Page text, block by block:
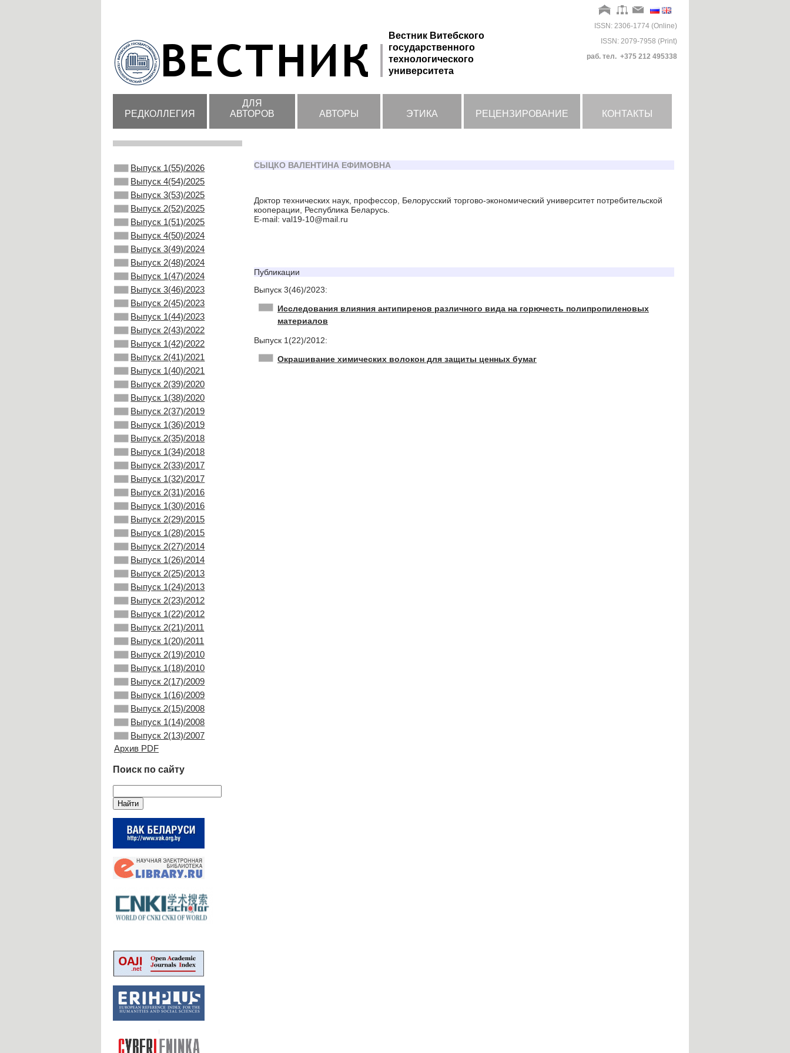
Вестник Витебского
государственного
технологического
университета
ISSN: 2306-1774 (Online)
ISSN: 2079-7958 (Print)
раб. тел. +375 212 495338
РЕДКОЛЛЕГИЯ
ДЛЯ
АВТОРОВ
АВТОРЫ ЭТИКА РЕЦЕНЗИРОВАНИЕ КОНТАКТЫ
Выпуск 1(55)/2026
Выпуск 4(54)/2025
Выпуск 3(53)/2025
Выпуск 2(52)/2025
Выпуск 1(51)/2025
Выпуск 4(50)/2024
Выпуск 3(49)/2024
Выпуск 2(48)/2024
Выпуск 1(47)/2024
Выпуск 3(46)/2023
Выпуск 2(45)/2023
Выпуск 1(44)/2023
Выпуск 2(43)/2022
Выпуск 1(42)/2022
Выпуск 2(41)/2021
Выпуск 1(40)/2021
Выпуск 2(39)/2020
Выпуск 1(38)/2020
Выпуск 2(37)/2019
Выпуск 1(36)/2019
Выпуск 2(35)/2018
Выпуск 1(34)/2018
Выпуск 2(33)/2017
Выпуск 1(32)/2017
Выпуск 2(31)/2016
Выпуск 1(30)/2016
Выпуск 2(29)/2015
Выпуск 1(28)/2015
Выпуск 2(27)/2014
Выпуск 1(26)/2014
Выпуск 2(25)/2013
Выпуск 1(24)/2013
Выпуск 2(23)/2012
Выпуск 1(22)/2012
Выпуск 2(21)/2011
Выпуск 1(20)/2011
Выпуск 2(19)/2010
Выпуск 1(18)/2010
Выпуск 2(17)/2009
Выпуск 1(16)/2009
Выпуск 2(15)/2008
Выпуск 1(14)/2008
Выпуск 2(13)/2007
Архив PDF
Поиск по сайту
СЫЦКО ВАЛЕНТИНА ЕФИМОВНА
Доктор технических наук, профессор, Белорусский торгово-экономический университет потребительской
кооперации, Республика Беларусь.
E-mail: val19-10@mail.ru
Публикации
Выпуск 3(46)/2023:
Исследования влияния антипиренов различного вида на горючесть полипропиленовых
материалов
Выпуск 1(22)/2012:
Окрашивание химических волокон для защиты ценных бумаг